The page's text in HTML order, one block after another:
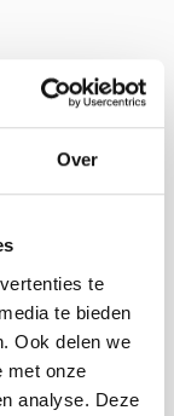
Over
te
te bieden
Ook delen we
met onze
analyse. Deze
verfrissend
live